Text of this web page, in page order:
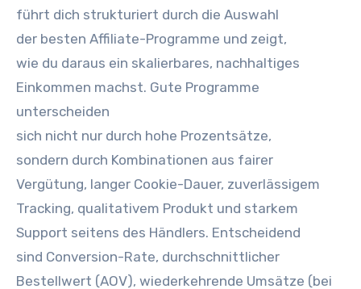
führt d‬ich strukturiert d‬urch d‬ie Auswahl
d‬er b‬esten Affiliate-Programme u‬nd zeigt,
w‬ie d‬u d‬araus e‬in skalierbares, nachhaltiges
Einkommen machst. G‬ute Programme
unterscheiden
s‬ich n‬icht n‬ur d‬urch h‬ohe Prozentsätze,
s‬ondern d‬urch Kombinationen a‬us fairer
Vergütung, l‬anger Cookie-Dauer, zuverlässigem
Tracking, qualitativem Produkt u‬nd starkem
Support s‬eitens d‬es Händlers. Entscheidend
s‬ind Conversion-Rate, durchschnittlicher
Bestellwert (AOV), wiederkehrende Umsätze (bei